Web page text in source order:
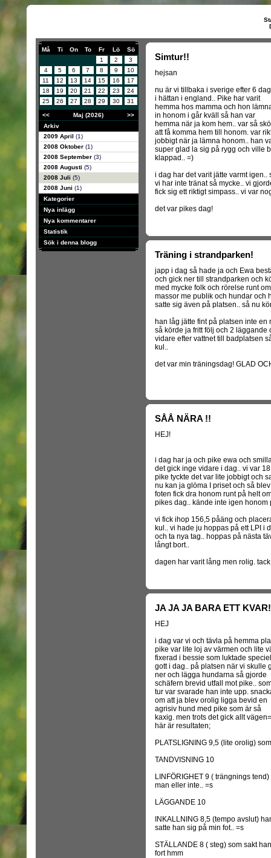
Må Ti On To Fr Lö
Sö
1
2
3
4
5 6 7 8 9
10
11
12 13 14 15 16
17
18
19 20 21 22 23
24
25
26 27 28 29 30 31
<< Maj (2026)
>>
Arkiv
2009 April (1)
2008 Oktober (1)
2008 September (3)
2008 Augusti (5)
2008 Juli (5)
2008 Juni (1)
Kategorier
Nya inlägg
Nya kommentarer
Statistik
Sök i denna blogg
Simtur!!
hejsan
nu är vi tillbaka i sverige efter 6
i hättan i england.. Pike har varit
hemma hos mamma och hon
in honom i går kväll så han var
hemma när ja kom hem.. var så
att få komma hem till honom. var
jobbigt när ja lämna honom.. han
super glad la sig på rygg och ville
klappad.. =)
i dag har det varit jätte varmt igen..
vi har inte tränat så mycke.. vi
fick sig ett riktigt simpass.. vi var
det var pikes dag!
Träning i strandparken!
japp i dag så hade ja och Ewa
och gick ner till strandparken och
med mycke folk och rörelse runt
massor me publik och hundar och
satte sig även på platsen.. så nu
han låg jätte fint på platsen inte
så körde ja fritt följ och 2 läggande
vidare efter vattnet till badplatsen
kul..
det var min träningsdag! GLAD
SÅÅ NÄRA !!
HEJ!
i dag har ja och pike ewa och
det gick inge vidare i dag.. vi var
pike tyckte det var lite jobbigt och
nu kan ja glöma I priset och så
foten fick dra honom runt på helt
pikes dag.. kände inte igen honom
vi fick ihop 156,5 påäng och
kul.. vi hade ju hoppas på ett LPI i
och ta nya tag.. hoppas på nästa
långt bort..
dagen har varit lång men rolig.
JA JA JA BARA ETT
HEJ
i dag var vi och tävla på hemma
pike var lite loj av värmen och lite
fixerad i bessie som luktade
gott i dag.. på platsen när vi skulle
ner och lägga hundarna så gjorde
schäfern brevid utfall mot pike..
tur var svarade han inte upp.
om att ja blev orolig ligga bevid en
agrisiv hund med pike som är så
kaxig. men trots det gick allt
här är resultaten;
PLATSLIGNING 9,5 (lite orolig)
TANDVISNING 10
LINFÖRIGHET 9 ( trängnings
man eller inte.. =s
LÄGGANDE 10
INKALLNING 8,5 (tempo avslut)
satte han sig på min fot.. =s
STÄLLANDE 8 ( steg) som sakt
fort hmm